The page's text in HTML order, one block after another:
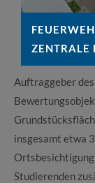
ZENTRALE
Auftraggeber
insgesamt etwa
Studierenden